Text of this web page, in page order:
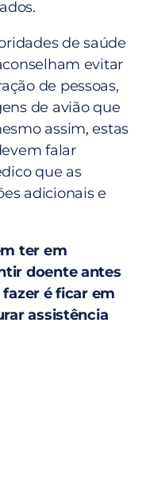
de saúde
evitar
de pessoas,
de avião que
assim, estas
falar
que as
adicionais e
ter em
doente antes
é ficar em
assistência